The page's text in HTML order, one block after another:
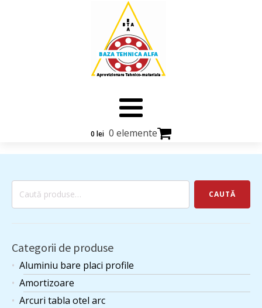
0 lei 0 elemente
Caută
CAUTĂ
Categorii de produse
Aluminiu bare placi profile
Amortizoare
Arcuri tabla otel arc